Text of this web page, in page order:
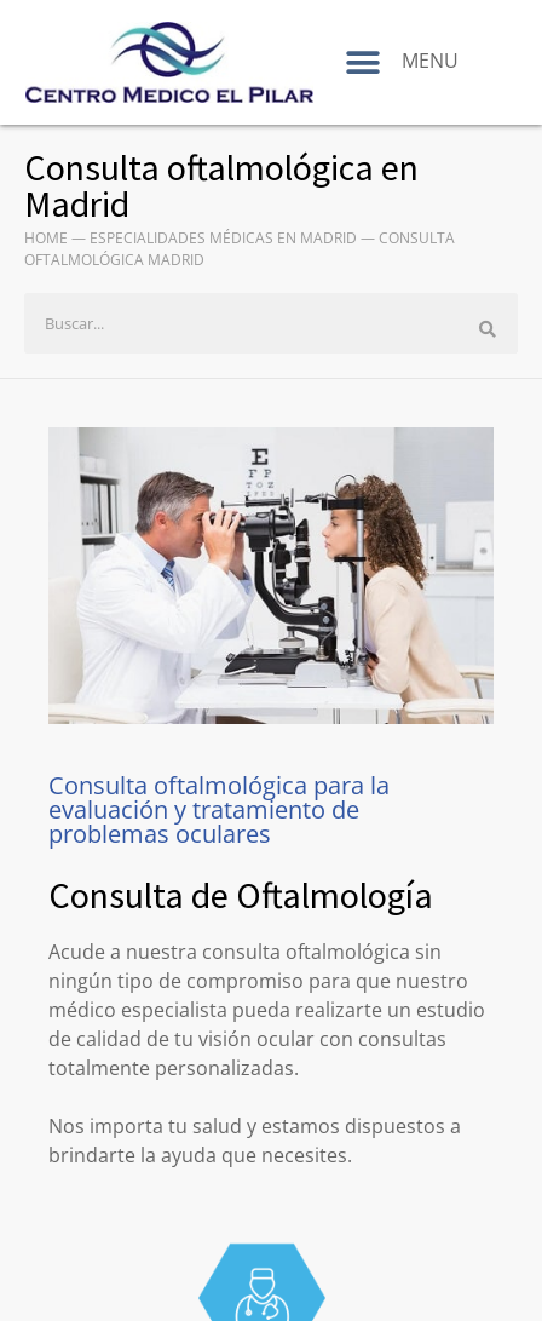
MENU
Consulta oftalmológica en
Madrid
HOME — ESPECIALIDADES MÉDICAS EN MADRID —CONSULTA
OFTALMOLÓGICA MADRID
Consulta oftalmológica para la
evaluación y tratamiento de
problemas oculares
Consulta de Oftalmología
Acude a nuestra consulta oftalmológica sin
ningún tipo de compromiso para que nuestro
médico especialista pueda realizarte un estudio
de calidad de tu visión ocular con consultas
totalmente personalizadas.
Nos importa tu salud y estamos dispuestos a
brindarte la ayuda que necesites.